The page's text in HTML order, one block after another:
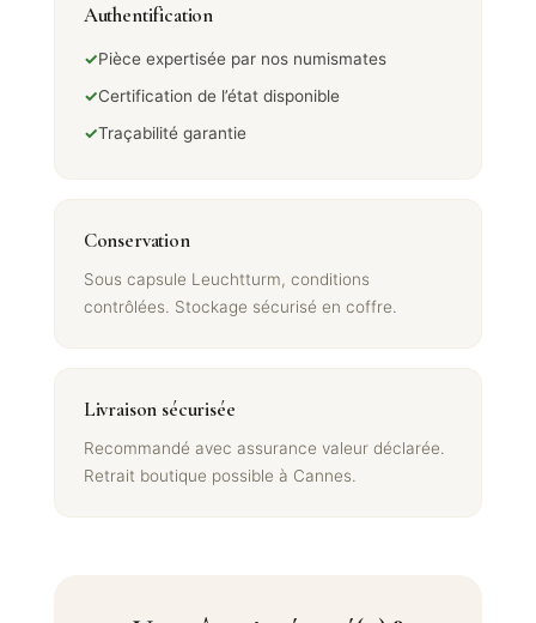
Authentification
✓Pièce expertisée par nos numismates
✓Certification de l’état disponible
✓Traçabilité garantie
Conservation
Sous capsule Leuchtturm, conditions
contrôlées. Stockage sécurisé en coffre.
Livraison sécurisée
Recommandé avec assurance valeur déclarée.
Retrait boutique possible à Cannes.